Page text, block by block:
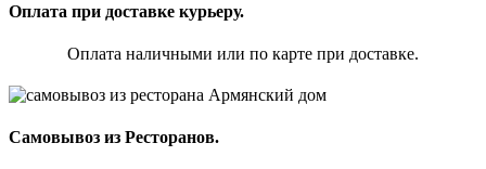
Оплата при доставке курьеру.
Оплата наличными или по карте при доставке.
Самовывоз из Ресторанов.